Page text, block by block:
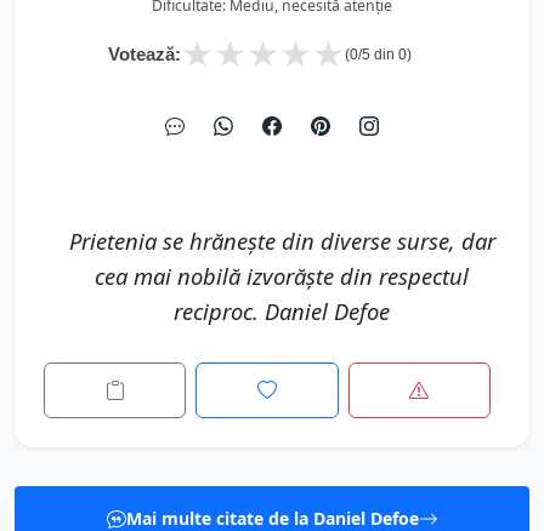
Dificultate: Mediu, necesită atenție
Votează: ★
★
★
★
★ (0/5 din 0)
Prietenia se hrănește din diverse surse, dar
cea mai nobilă izvorăște din respectul
reciproc. Daniel Defoe
Mai multe citate de la Daniel Defoe